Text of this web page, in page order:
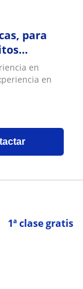
para
en
en
1ª clase gratis